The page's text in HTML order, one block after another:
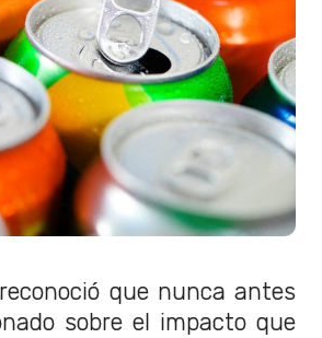
que nunca antes
sobre el impacto que